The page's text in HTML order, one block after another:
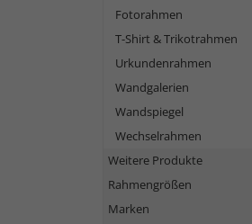
Fotorahmen
T-Shirt & Trikotrahmen
Urkundenrahmen
Wandgalerien
Wandspiegel
Wechselrahmen
Weitere Produkte
Rahmengrößen
Marken